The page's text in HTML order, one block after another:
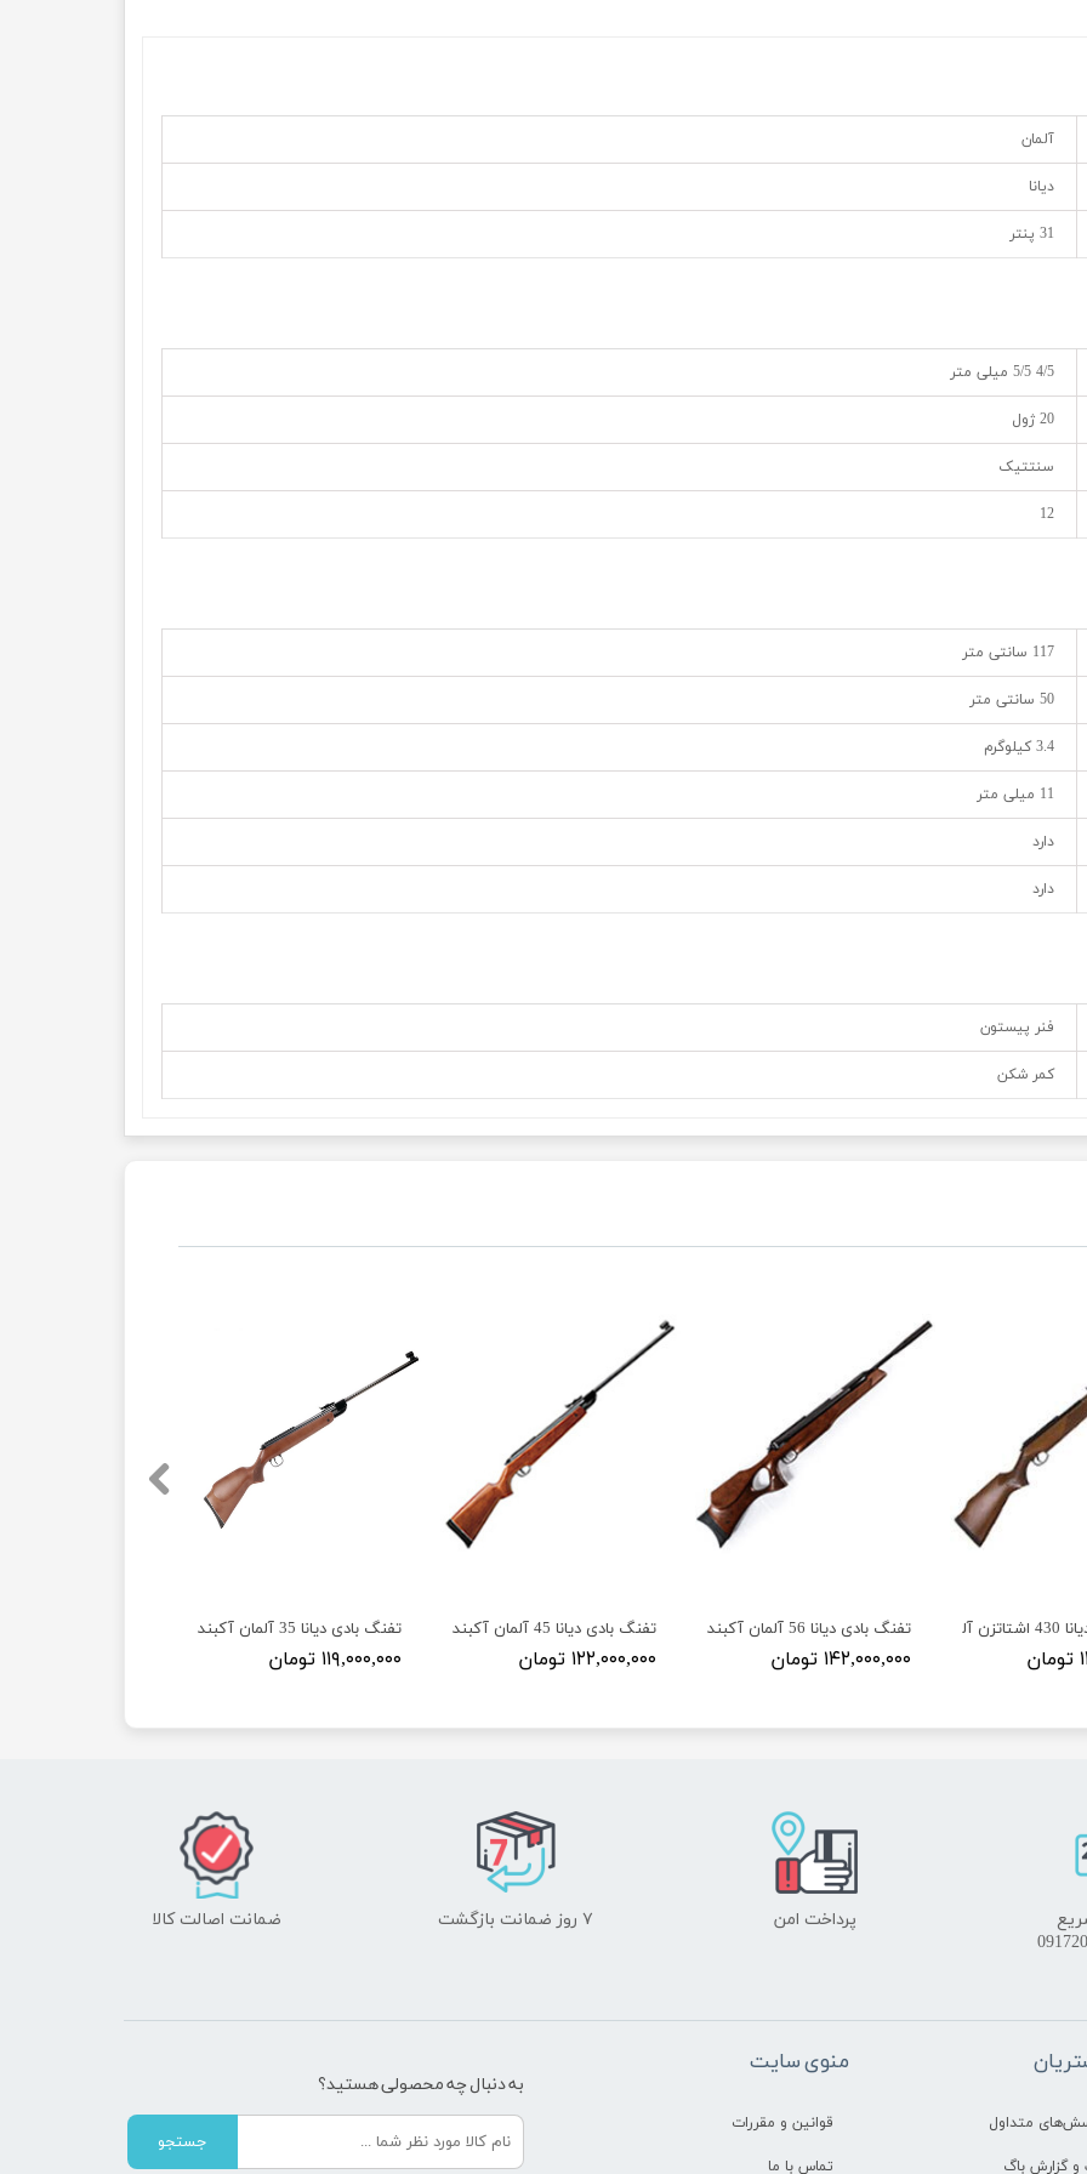
آلمان
دیانا
31 پنتر
4/5 5/5 میلی متر
20 ژول
سنتتیک
12
117 سانتی متر
50 سانتی متر
3.4 کیلوگرم
11 میلی متر
دارد
دارد
فنر پیستون
کمر شکن
تفنگ بادی دیانا 35 آلمان آکبند
۱۱۹,۰۰۰,۰۰۰ تومان
تفنگ بادی دیانا 45 آلمان آکبند
۱۲۲,۰۰۰,۰۰۰ تومان
تفنگ بادی دیانا 56 آلمان آکبند
۱۴۲,۰۰۰,۰۰۰ تومان
آکبند
پرداخت امن ۷ روز ضمانت بازگشت ضمانت اصالت کالا
متداول
گزارش باگ
منوی سایت
قوانین و مقررات
تماس با ما
به دنبال چه محصولی هستید؟
جستجو